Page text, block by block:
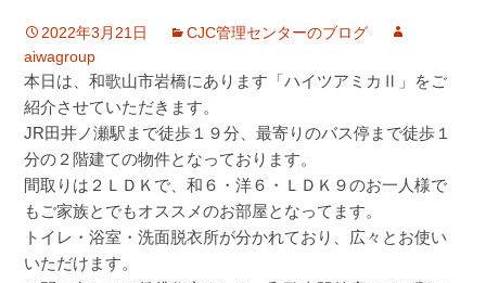
2022年3月21日
CJC管理センターのブログ
aiwagroup
本日は、和歌山市岩橋にあります「ハイツアミカⅡ」をご
紹介させていただきます。
JR田井ノ瀬駅まで徒歩１９分、最寄りのバス停まで徒歩１
分の２階建ての物件となっております。
間取りは２ＬＤＫで、和６・洋６・ＬＤＫ９のお一人様で
もご家族とでもオススメのお部屋となってます。
トイレ・浴室・洗面脱衣所が分かれており、広々とお使い
いただけます。